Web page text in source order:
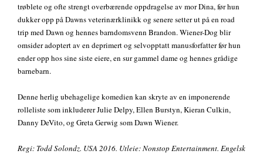
trøblete og ofte strengt overbærende oppdragelse av mor Dina, før hun
dukker opp på Dawns veterinærklinikk og senere setter ut på en road
trip med Dawn og hennes barndomsvenn Brandon. Wiener-Dog blir
omsider adoptert av en deprimert og selvopptatt manusforfatter før hun
ender opp hos sine siste eiere, en sur gammel dame og hennes grådige
barnebarn.
Denne herlig ubehagelige komedien kan skryte av en imponerende
rolleliste som inkluderer Julie Delpy, Ellen Burstyn, Kieran Culkin,
Danny DeVito, og Greta Gerwig som Dawn Wiener.
Regi: Todd Solondz. USA 2016. Utleie: Nonstop Entertainment. Engelsk